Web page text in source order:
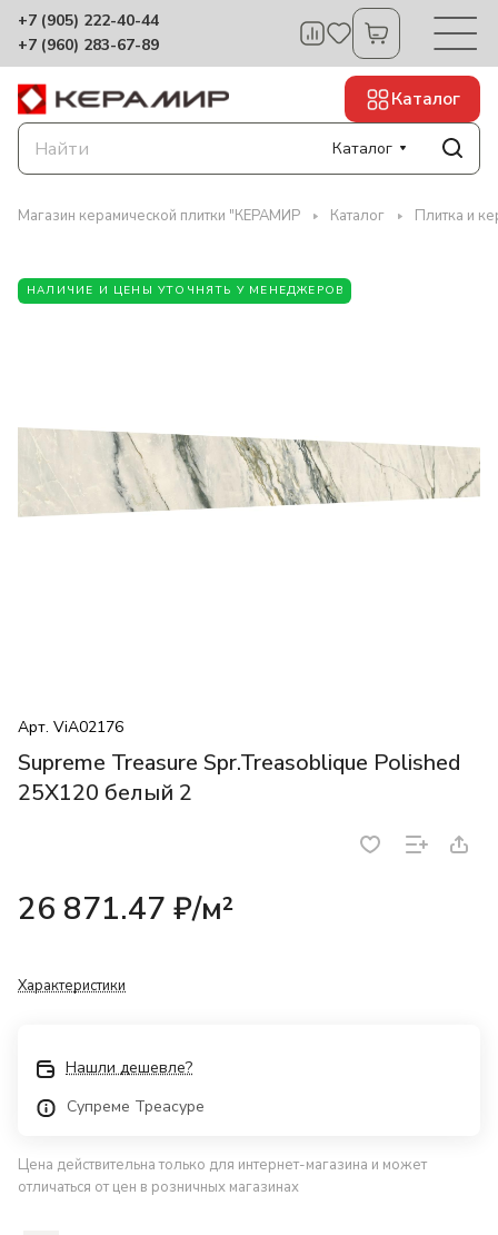
+7 (905) 222-40-44
+7 (960) 283-67-89
Каталог
Каталог
Магазин керамической плитки "КЕРАМИР Каталог Плитка и
НАЛИЧИЕ И ЦЕНЫ УТОЧНЯТЬ У МЕНЕДЖЕРОВ
Арт. ViA02176
Supreme Treasure Spr.Treasoblique Polished
25X120 белый 2
26 871.47 ₽/м²
Характеристики
Нашли дешевле?
Супреме Треасуре
Цена действительна только для интернет-магазина и может
отличаться от цен в розничных магазинах